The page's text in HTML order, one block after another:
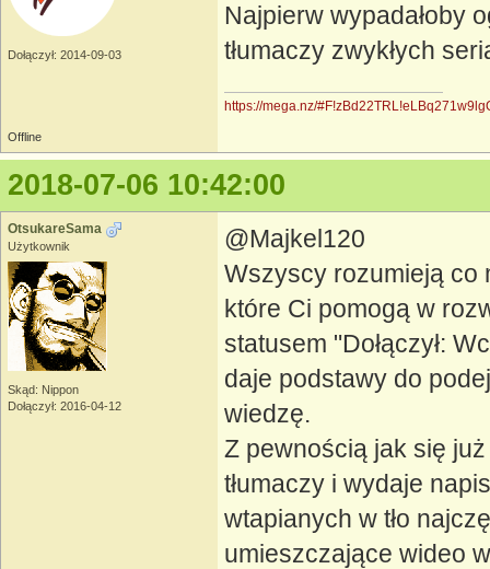
Dołączył: 2014-09-03
Najpierw wypadałoby
tłumaczy zwykłych
https://mega.nz/
Offline
2018-07-06 10:42:00
OtsukareSama
Użytkownik
Skąd: Nippon
Dołączył: 2016-04-12
@Majkel120
Wszyscy rozumieją co
które Ci pomogą w
statusem "Dołączył:
daje podstawy do
wiedzę.
Z pewnością jak się
tłumaczy i wydaje
wtapianych w tło
umieszczające wideo